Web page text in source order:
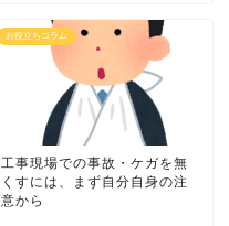
お役立ちコラム
工事現場での事故・ケガを無
くすには、まず自分自身の注
意から